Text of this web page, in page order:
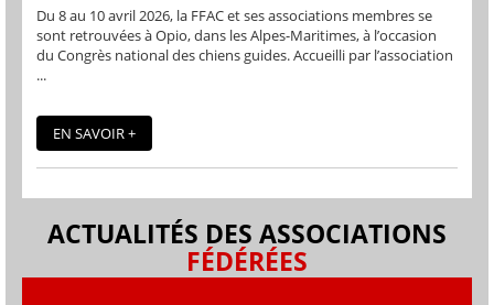
Du 8 au 10 avril 2026, la FFAC et ses associations membres se
sont retrouvées à Opio, dans les Alpes-Maritimes, à l’occasion
du Congrès national des chiens guides. Accueilli par l’association
...
EN SAVOIR +
ACTUALITÉS DES ASSOCIATIONS
FÉDÉRÉES